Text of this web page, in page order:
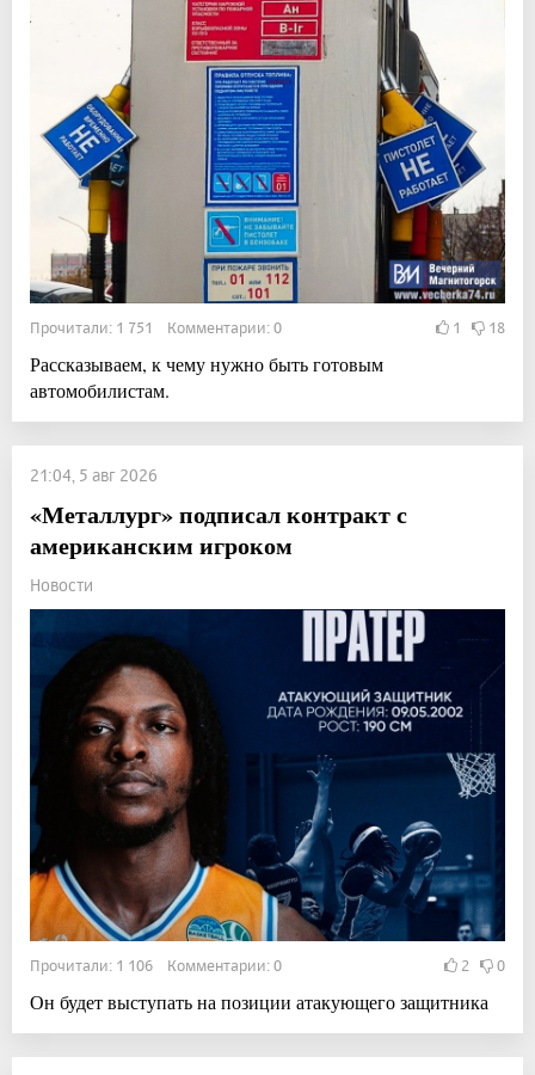
Прочитали: 1 751 Комментарии: 0 1 18
Рассказываем, к чему нужно быть готовым
автомобилистам.
21:04, 5 авг 2026
«Металлург» подписал контракт с
американским игроком
Новости
Прочитали: 1 106 Комментарии: 0 2 0
Он будет выступать на позиции атакующего защитника